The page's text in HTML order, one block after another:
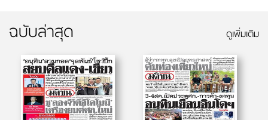
ฉบับล่าสุด ดูเพิ่มเติม